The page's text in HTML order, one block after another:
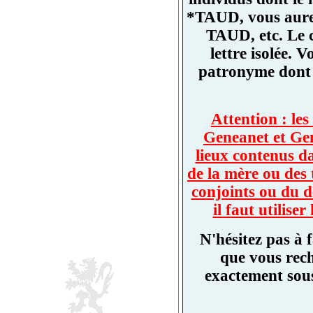
*TAUD, vous
TAUD, etc. Le
lettre isolée.
patronyme dont
Attention : les
Geneanet et
lieux contenus
de la mère ou
conjoints ou du
il faut utiliser
N'hésitez pas à
que vous
exactement